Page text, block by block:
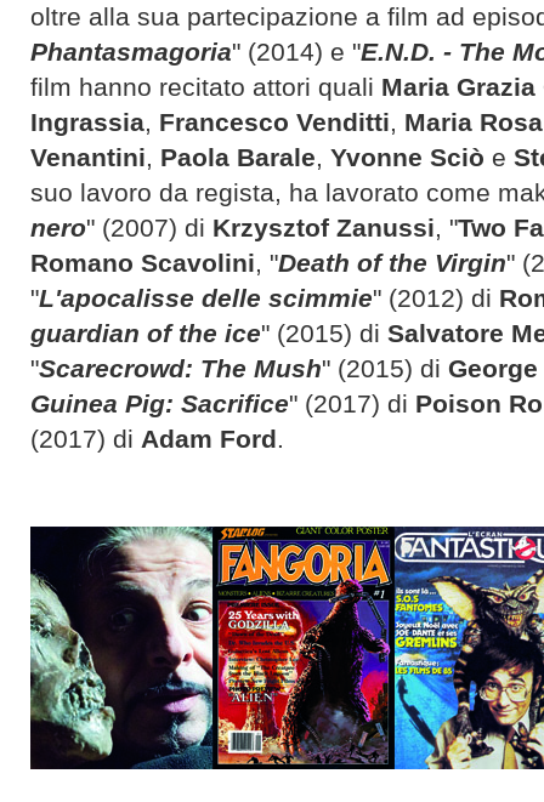
oltre alla sua partecipazione a film ad
Phantasmagoria" (2014) e "E.N.D. - The
film hanno recitato attori quali Maria
Ingrassia, Francesco Venditti, Maria
Venantini, Paola Barale, Yvonne Sciò e
suo lavoro da regista, ha lavorato come
nero" (2007) di Krzysztof Zanussi, "Two
Romano Scavolini, "Death of the Virgin"
"L'apocalisse delle scimmie" (2012) di
guardian of the ice" (2015) di Salvatore
"Scarecrowd: The Mush" (2015) di
Guinea Pig: Sacrifice" (2017) di Poison
(2017) di Adam Ford.